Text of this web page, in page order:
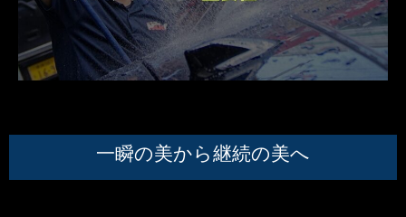
一瞬の美から継続の美へ